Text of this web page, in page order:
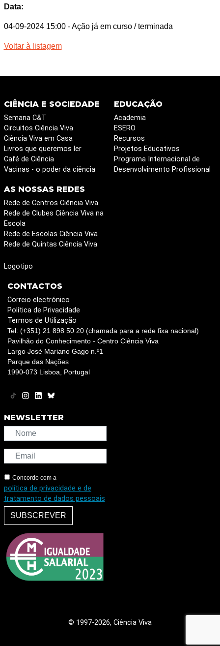
Data:
04-09-2024 15:00 - Ação já em curso / terminada
Voltar à listagem
CIÊNCIA E SOCIEDADE
Semana C&T
Circuitos Ciência Viva
Ciência Viva em Casa
Livros que queremos ler
Café de Ciência
Vacinas - o poder da ciência
EDUCAÇÃO
Academia
ESERO
Recursos
Projetos Educativos
Programa Internacional de
Desenvolvimento Profissional
AS NOSSAS REDES
Rede de Centros Ciência Viva
Rede de Clubes Ciência Viva na
Escola
Rede de Escolas Ciência Viva
Rede de Quintas Ciência Viva
Logotipo
CONTACTOS
Correio electrónico
Política de Privacidade
Termos de Utilização
Tel: (+351) 21 898 50 20 (chamada para a rede fixa nacional)
Pavilhão do Conhecimento - Centro Ciência Viva
Largo José Mariano Gago n.º1
Parque das Nações
1990-073 Lisboa, Portugal
NEWSLETTER
Concordo com a
política de privacidade e de
tratamento de dados pessoais
SUBSCREVER
© 1997-2026, Ciência Viva